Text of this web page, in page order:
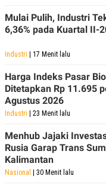
A
T
A
O
T
A
N
T
V
I
S
U
S
JARINGAN
KP
Mulai Pulih, Industri
6,36% pada Kuartal II-
Industri | 17 Menit lalu
Harga Indeks Pasar
Ditetapkan Rp 11.695
Agustus 2026
Industri | 23 Menit lalu
Menhub Jajaki
Rusia Garap Trans
Kalimantan
Nasional | 30 Menit lalu